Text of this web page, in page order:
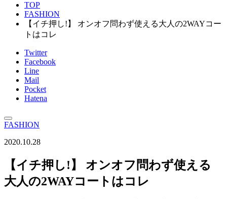
TOP
FASHION
【イチ押し!】 オンオフ問わず使える大人の2WAYコー
トはコレ
Twitter
Facebook
Line
Mail
Pocket
Hatena
FASHION
2020.10.28
【イチ押し!】 オンオフ問わず使える
大人の2WAYコートはコレ